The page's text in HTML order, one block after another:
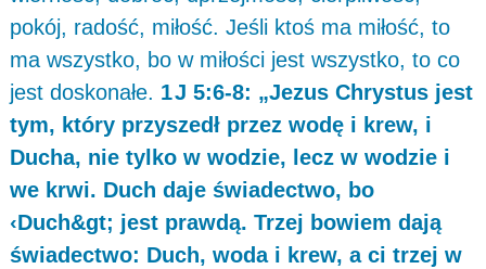
pokój, radość, miłość. Jeśli ktoś ma miłość, to
ma wszystko, bo w miłości jest wszystko, to co
jest doskonałe. 1 J 5:6-8: „Jezus Chrystus jest
tym, który przyszedł przez wodę i krew, i
Ducha, nie tylko w wodzie, lecz w wodzie i
we krwi. Duch daje świadectwo, bo
‹Duch&gt; jest prawdą. Trzej bowiem dają
świadectwo: Duch, woda i krew, a ci trzej w